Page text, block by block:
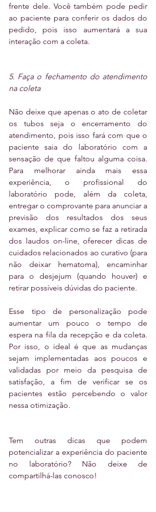
frente dele. Você também pode pedir
ao paciente para conferir os dados do
pedido, pois isso aumentará a sua
interação com a coleta.
5. Faça o fechamento do atendimento
na coleta
Não deixe que apenas o ato de coletar
os tubos seja o encerramento do
atendimento, pois isso fará com que o
paciente saia do laboratório com a
sensação de que faltou alguma coisa.
Para melhorar ainda mais essa
experiência, o profissional do
laboratório pode, além da coleta,
entregar o comprovante para anunciar a
previsão dos resultados dos seus
exames, explicar como se faz a retirada
dos laudos on-line, oferecer dicas de
cuidados relacionados ao curativo (para
não deixar hematoma), encaminhar
para o desjejum (quando houver) e
retirar possíveis dúvidas do paciente.
Esse tipo de personalização pode
aumentar um pouco o tempo de
espera na fila da recepção e da coleta.
Por isso, o ideal é que as mudanças
sejam implementadas aos poucos e
validadas por meio da pesquisa de
satisfação, a fim de verificar se os
pacientes estão percebendo o valor
nessa otimização.
Tem outras dicas que podem
potencializar a experiência do paciente
no laboratório? Não deixe de
compartilhá-las conosco!